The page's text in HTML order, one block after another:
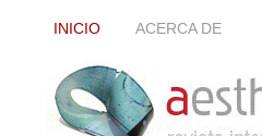
INICIO ACERCA DE